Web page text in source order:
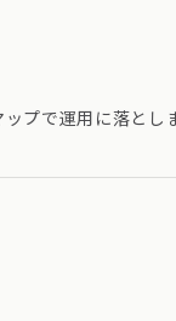
プで運用に落とし